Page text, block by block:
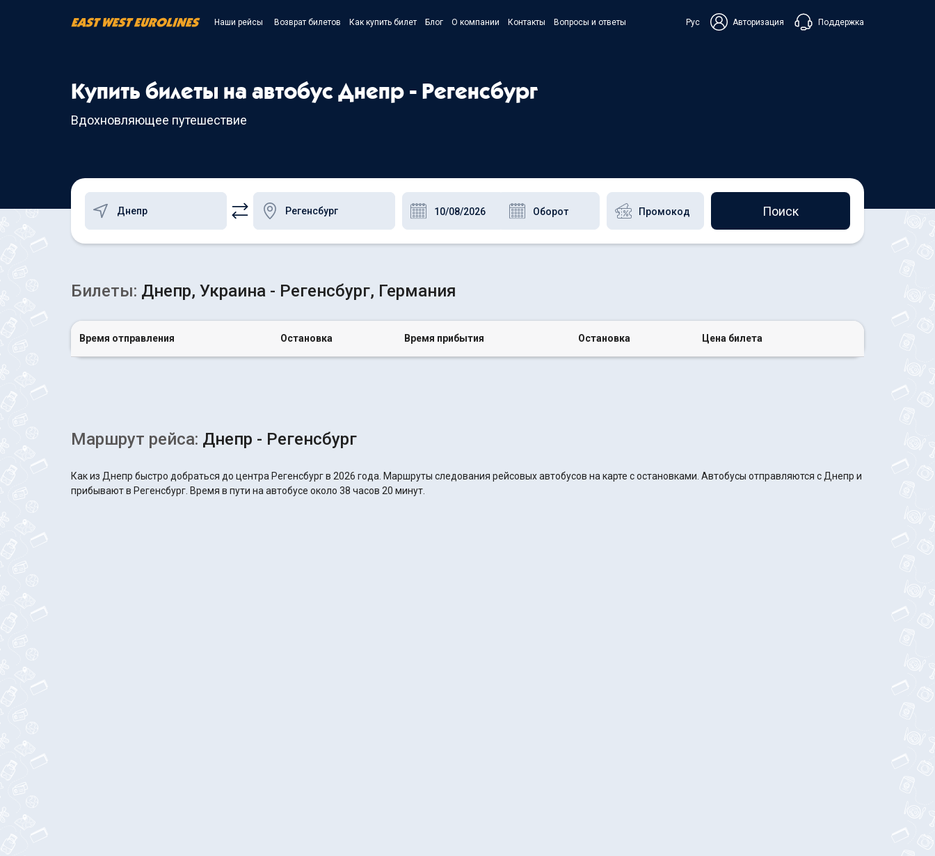
Наши рейсы Возврат билетов Как купить билет Блог О компании Контакты Вопросы и ответы Рус Авторизация Поддержка
Чат в Messenger
Купить билеты на автобус Днепр - Регенсбург
Вдохновляющее путешествие
Поиск
Билеты: Днепр, Украина - Регенсбург, Германия
Время отправления Остановка Время прибытия Остановка Цена билета
Маршрут рейса: Днепр - Регенсбург
Как из Днепр быстро добраться до центра Регенсбург в 2026 года. Маршруты следования рейсовых автобусов на карте с остановками. Автобусы отправляются с Днепр и
прибывают в Регенсбург. Время в пути на автобусе около 38 часов 20 минут.